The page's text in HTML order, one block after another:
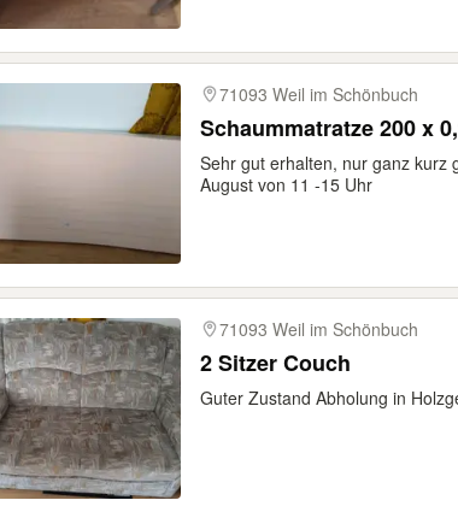
71093 Weil im Schönbuch
Schaummatratze 200 x
Sehr gut erhalten, nur ganz kurz
August von 11 -15 Uhr
71093 Weil im Schönbuch
2 Sitzer Couch
Guter Zustand Abholung in